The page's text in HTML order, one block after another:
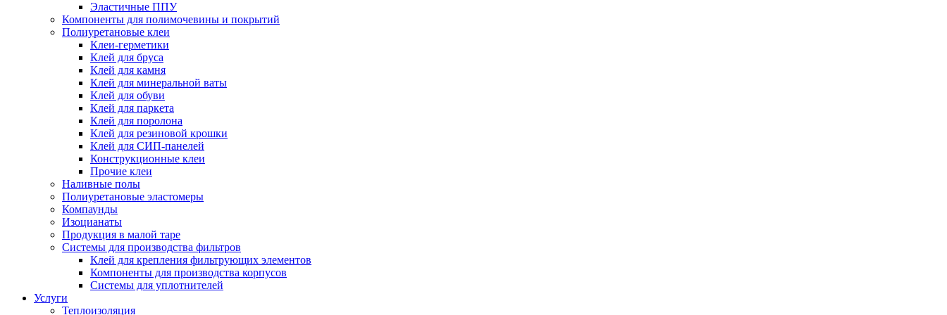
Эластичные ППУ
Компоненты для полимочевины и покрытий
Полиуретановые клеи
Клеи-герметики
Клей для бруса
Клей для камня
Клей для минеральной ваты
Клей для обуви
Клей для паркета
Клей для поролона
Клей для резиновой крошки
Клей для СИП-панелей
Конструкционные клеи
Прочие клеи
Наливные полы
Полиуретановые эластомеры
Компаунды
Изоцианаты
Продукция в малой таре
Системы для производства фильтров
Клей для крепления фильтрующих элементов
Компоненты для производства корпусов
Системы для уплотнителей
Услуги
Теплоизоляция